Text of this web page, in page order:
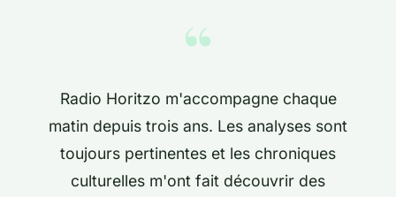
“
Radio Horitzo m'accompagne chaque
matin depuis trois ans. Les analyses sont
toujours pertinentes et les chroniques
culturelles m'ont fait découvrir des